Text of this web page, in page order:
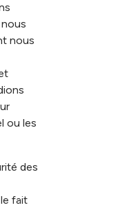
nous
ou les
des
fait